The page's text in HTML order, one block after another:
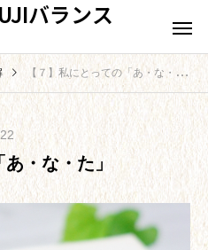
バランス
【７】私にとっての「あ・な・た」
・な・た」